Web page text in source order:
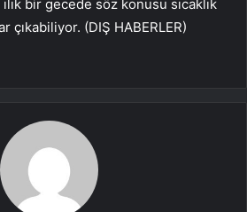
ılık bir gecede söz konusu sıcaklık
çıkabiliyor. (DIŞ HABERLER)